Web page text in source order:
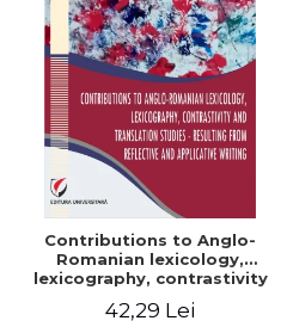
Contributions to Anglo-
Romanian lexicology,
lexicography, contrastivity
Resulting from reflective
42,29 Lei